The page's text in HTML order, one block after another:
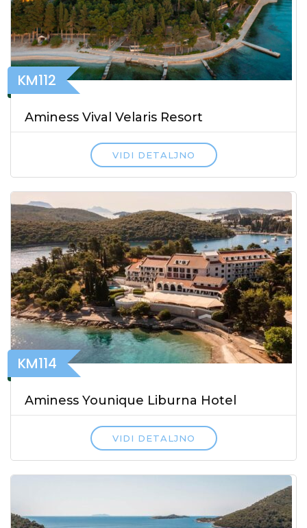
KM112
Aminess Vival Velaris Resort
VIDI DETALJNO
KM114
Aminess Younique Liburna Hotel
VIDI DETALJNO